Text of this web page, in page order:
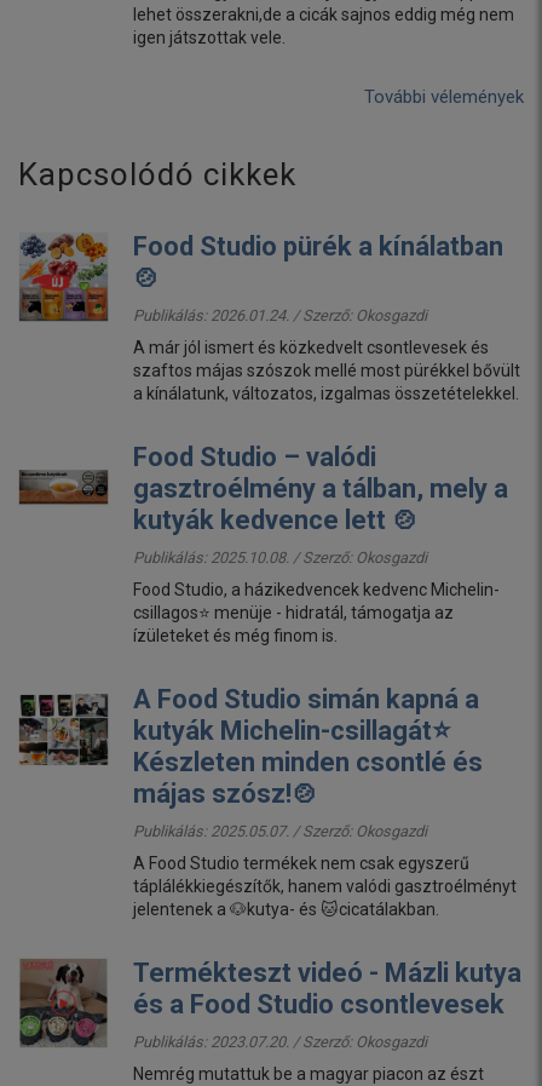
lehet összerakni,de a cicák sajnos eddig még nem
igen játszottak vele.
További vélemények
Kapcsolódó cikkek
Food Studio pürék a kínálatban
🍲
Publikálás: 2026.01.24. / Szerző: Okosgazdi
A már jól ismert és közkedvelt csontlevesek és
szaftos májas szószok mellé most pürékkel bővült
a kínálatunk, változatos, izgalmas összetételekkel.
Food Studio – valódi
gasztroélmény a tálban, mely a
kutyák kedvence lett 🍲
Publikálás: 2025.10.08. / Szerző: Okosgazdi
Food Studio, a házikedvencek kedvenc Michelin-
csillagos⭐ menüje - hidratál, támogatja az
ízületeket és még finom is.
A Food Studio simán kapná a
kutyák Michelin-csillagát⭐
Készleten minden csontlé és
májas szósz!🍲
Publikálás: 2025.05.07. / Szerző: Okosgazdi
A Food Studio termékek nem csak egyszerű
táplálékkiegészítők, hanem valódi gasztroélményt
jelentenek a 🐶kutya- és 🐱cicatálakban.
Termékteszt videó - Mázli kutya
és a Food Studio csontlevesek
Publikálás: 2023.07.20. / Szerző: Okosgazdi
Nemrég mutattuk be a magyar piacon az észt